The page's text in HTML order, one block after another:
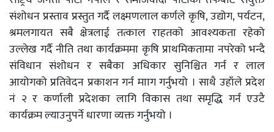
संशोधन प्रस्ताव प्रस्तुत गर्दै लक्ष्मणलाल कर्णले कृषि, उद्योग, पर्यटन,
श्रमलगायत सबै क्षेत्रलाई तत्काल राहतको आवश्यकता रहेको
उल्लेख गर्दै नीति तथा कार्यक्रममा कृषि प्राथमिकतामा नपरेको भन्दै
संविधान संशोधन र सबैका अधिकार सुनिश्चित गर्न र लाल
आयोगको प्रतिवेदन प्रकाशन गर्न मााग गर्नुभयो । साथै उहाँले प्रदेश
नं २ र कर्णाली प्रदेशका लागि विकास तथा समृद्धि गर्न एउटै
कार्यक्रम ल्याउनुपर्ने धारणा व्यक्त गर्नुभयो ।